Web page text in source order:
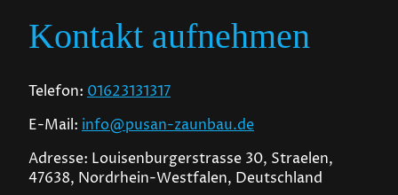
Kontakt aufnehmen
Telefon: 01623131317
E-Mail: info@pusan-zaunbau.de
Adresse: Louisenburgerstrasse 30, Straelen,
47638, Nordrhein-Westfalen, Deutschland